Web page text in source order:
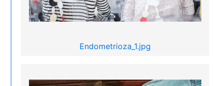
Endometrioza_1.jpg